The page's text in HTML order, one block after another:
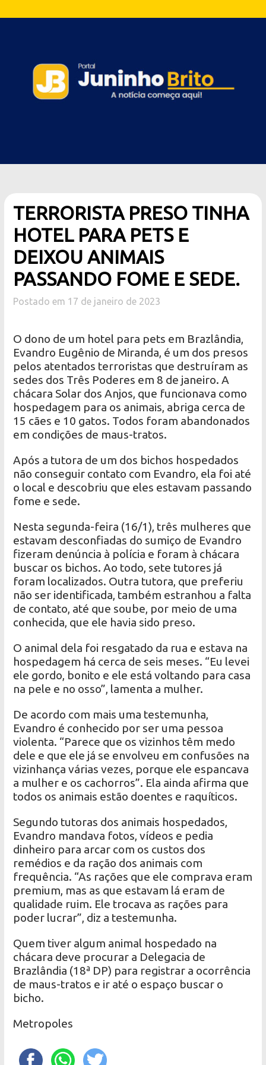
TERRORISTA PRESO TINHA
HOTEL PARA PETS E
DEIXOU ANIMAIS
PASSANDO FOME E SEDE.
Postado em 17 de janeiro de 2023
O dono de um hotel para pets em Brazlândia,
Evandro Eugênio de Miranda, é um dos presos
pelos atentados terroristas que destruíram as
sedes dos Três Poderes em 8 de janeiro. A
chácara Solar dos Anjos, que funcionava como
hospedagem para os animais, abriga cerca de
15 cães e 10 gatos. Todos foram abandonados
em condições de maus-tratos.
Após a tutora de um dos bichos hospedados
não conseguir contato com Evandro, ela foi até
o local e descobriu que eles estavam passando
fome e sede.
Nesta segunda-feira (16/1), três mulheres que
estavam desconfiadas do sumiço de Evandro
fizeram denúncia à polícia e foram à chácara
buscar os bichos. Ao todo, sete tutores já
foram localizados. Outra tutora, que preferiu
não ser identificada, também estranhou a falta
de contato, até que soube, por meio de uma
conhecida, que ele havia sido preso.
O animal dela foi resgatado da rua e estava na
hospedagem há cerca de seis meses. “Eu levei
ele gordo, bonito e ele está voltando para casa
na pele e no osso”, lamenta a mulher.
De acordo com mais uma testemunha,
Evandro é conhecido por ser uma pessoa
violenta. “Parece que os vizinhos têm medo
dele e que ele já se envolveu em confusões na
vizinhança várias vezes, porque ele espancava
a mulher e os cachorros”. Ela ainda afirma que
todos os animais estão doentes e raquíticos.
Segundo tutoras dos animais hospedados,
Evandro mandava fotos, vídeos e pedia
dinheiro para arcar com os custos dos
remédios e da ração dos animais com
frequência. “As rações que ele comprava eram
premium, mas as que estavam lá eram de
qualidade ruim. Ele trocava as rações para
poder lucrar”, diz a testemunha.
Quem tiver algum animal hospedado na
chácara deve procurar a Delegacia de
Brazlândia (18ª DP) para registrar a ocorrência
de maus-tratos e ir até o espaço buscar o
bicho.
Metropoles